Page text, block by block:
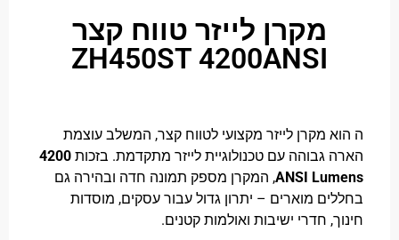
מקרן לייזר טווח קצר
ZH450ST 4200ANSI
מקרן לייזר מקצועי לטווח קצר, המשלב עוצמת
עם טכנולוגיית לייזר מתקדמת. בזכות4200
ANSI, המקרן מספק תמונה חדה ובהירה גם
מוארים – יתרון גדול עבור עסקים, מוסדות
חדרי ישיבות ואולמות קטנים.